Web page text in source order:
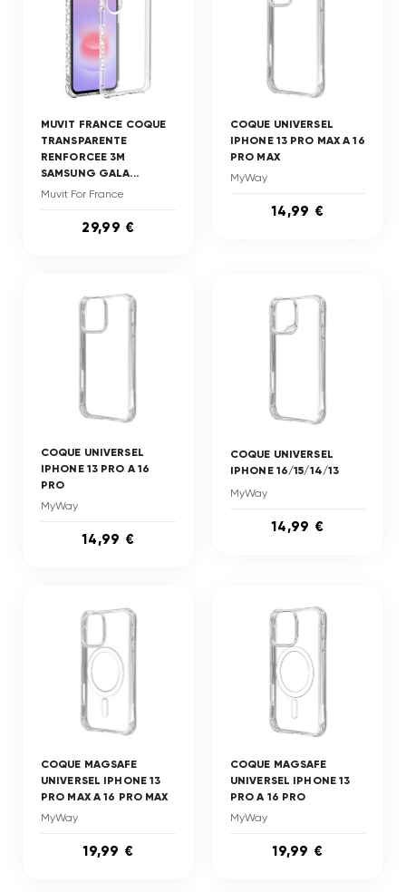
MUVIT FRANCE COQUE
TRANSPARENTE
RENFORCEE 3M
SAMSUNG GALA...
Muvit For France
29,99 €
COQUE UNIVERSEL
IPHONE 13 PRO MAX A 16
PRO MAX
MyWay
14,99 €
COQUE UNIVERSEL
IPHONE 13 PRO A 16
PRO
MyWay
14,99 €
COQUE UNIVERSEL
IPHONE 16/15/14/13
MyWay
14,99 €
COQUE MAGSAFE
UNIVERSEL IPHONE 13
PRO MAX A 16 PRO MAX
MyWay
19,99 €
COQUE MAGSAFE
UNIVERSEL IPHONE 13
PRO A 16 PRO
MyWay
19,99 €